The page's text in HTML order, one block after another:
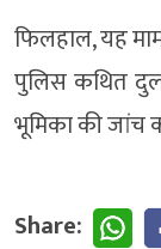
फिलहाल, यह
पुलिस कथित
भूमिका की जांच
Share: